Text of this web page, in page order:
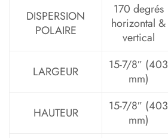
DISPERSION
POLAIRE
170 degrés
horizontal &
vertical
LARGEUR
15-7/8″ (403
mm)
HAUTEUR
15-7/8″ (403
mm)